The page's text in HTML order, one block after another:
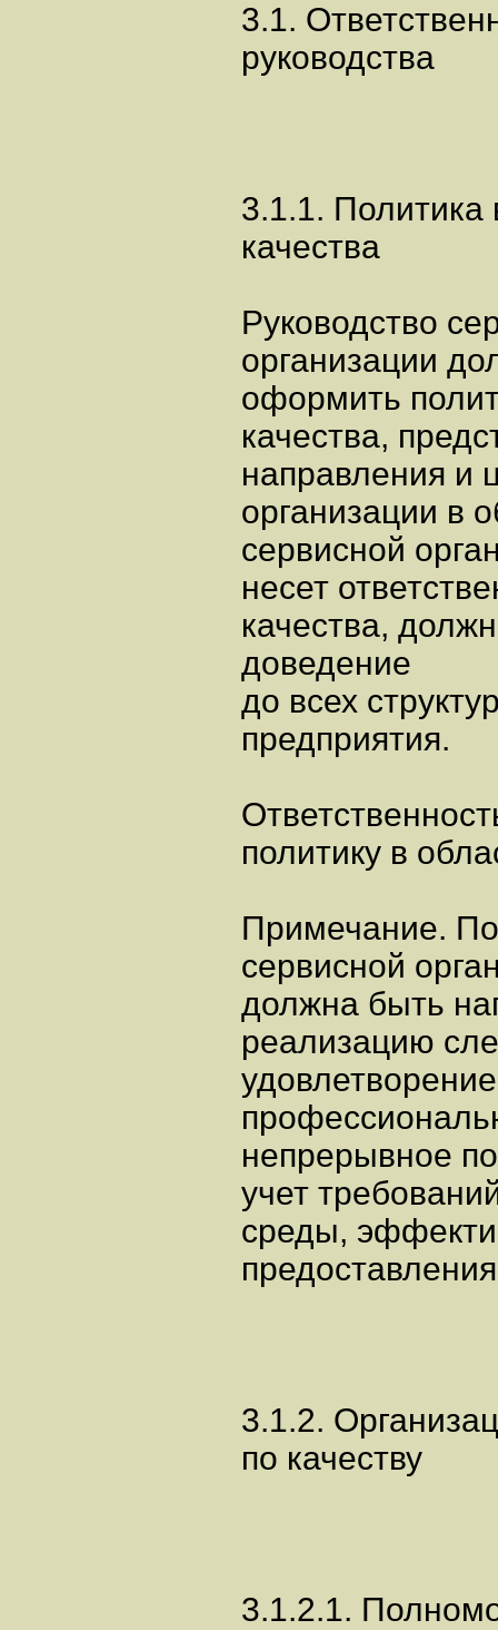
3.1.
руководства
3.1.1. Политика
качества
Руководство
организации
оформить
качества,
направления и
организации в
сервисной
несет
качества,
доведение
до всех
предприятия.
политику в
Примечание.
сервисной
должна быть
реализацию
непрерывное
учет
среды,
3.1.2.
по качеству
3.1.2.1.